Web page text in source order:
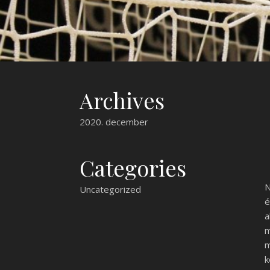
Archives
2020. december
Categories
Uncategorized